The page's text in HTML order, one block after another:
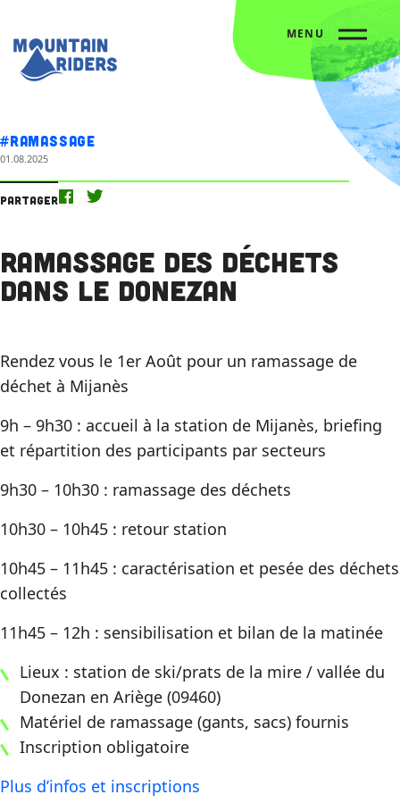
MENU
#Ramassage
01.08.2025
Partager
Ramassage des déchets
dans le Donezan
Rendez vous le 1er Août pour un ramassage de
déchet à Mijanès
9h – 9h30 : accueil à la station de Mijanès, briefing
et répartition des participants par secteurs
9h30 – 10h30 : ramassage des déchets
10h30 – 10h45 : retour station
10h45 – 11h45 : caractérisation et pesée des déchets
collectés
11h45 – 12h : sensibilisation et bilan de la matinée
Lieux : station de ski/prats de la mire / vallée du
Donezan en Ariège (09460)
Matériel de ramassage (gants, sacs) fournis
Inscription obligatoire
Plus d’infos et inscriptions